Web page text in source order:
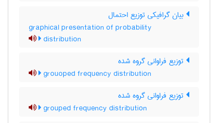
بیان گرافیکی توزیع احتمال
graphical presentation of probability
distribution
توزیع فراوانی گروه شده
grouoped frequency distribution
توزیع فراوانی گروه شده
grouped frequency distribution